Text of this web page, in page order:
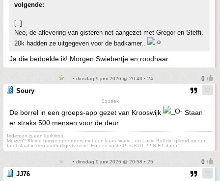
volgende:
[..]
Nee, de aflevering van gisteren net aangezet met Gregor en Steffi.
20k hadden ze uitgegeven voor de badkamer..
Ja die bedoelde ik! Morgen Swiebertje en roodhaar.
• dinsdag 9 juni 2026 @ 20:43 • 24
Soury
Squeek
De borrel in een groeps-app gezet van Krooswijk
Staan
er straks 500 mensen voor de deur.
Iedereen is een kutlultrut
Muizen? Kleine harige opdonders met een kaas fixatie., en Lucie Ball die gillend op een
tafel staat in een oudbollige tv serie. En een vaste PI is KUT !!!! NIET doen
• dinsdag 9 juni 2026 @ 20:58 • 25
JJ76